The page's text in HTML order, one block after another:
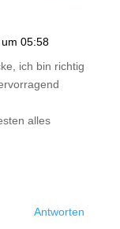
05:58
ich bin richtig
alles
Antworten